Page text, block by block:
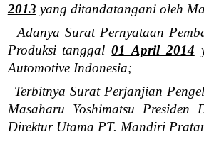
2013 yang ditandatangani oleh
Adanya Surat Pernyataan
Produksi tanggal01 April 2014
Automotive Indonesia;
Terbitnya Surat Perjanjian
Masaharu Yoshimatsu
Direktur Utama PT. Mandiri